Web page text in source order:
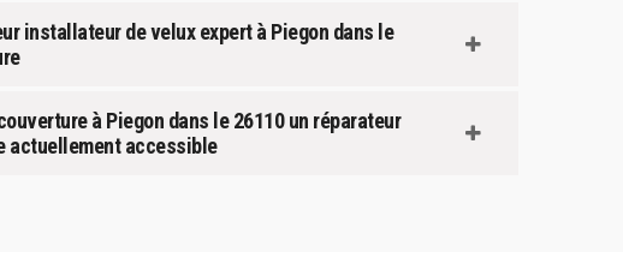
installateur de velux expert à Piegon dans le
à Piegon dans le 26110 un réparateur
actuellement accessible